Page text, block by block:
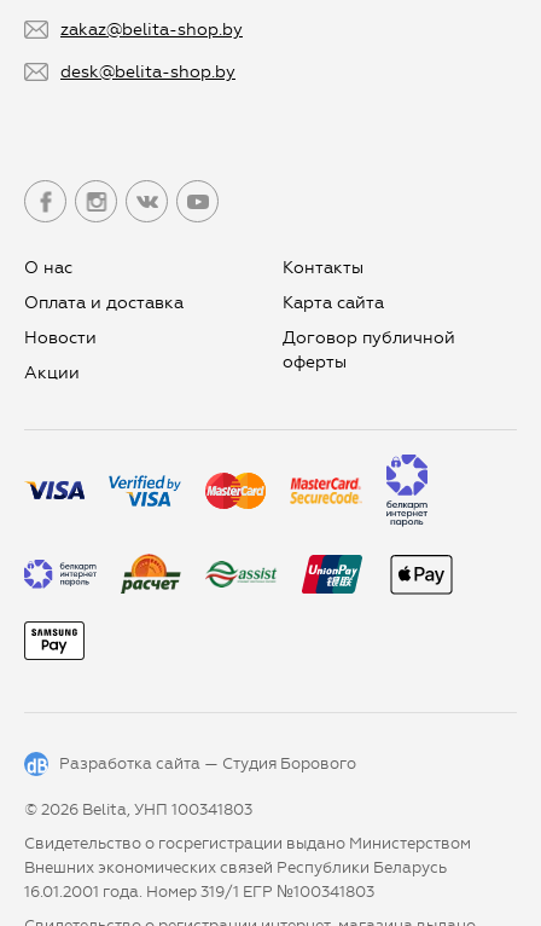
zakaz@belita-shop.by
desk@belita-shop.by
О нас
Оплата и доставка
Новости
Aкции
Контакты
Карта сайта
Договор публичной
оферты
Разработка сайта — Студия Борового
© 2026 Belita, УНП 100341803
Свидетельство о госрегистрации выдано Министерством
Внешних экономических связей Республики Беларусь
16.01.2001 года. Номер 319/1 ЕГР №100341803